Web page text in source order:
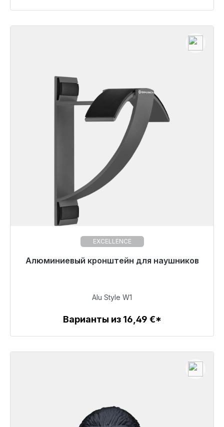
EXCELLENCE
Алюминиевый кронштейн для наушников
Готовы к немедленной отправке, срок поставки
32,99 €
Детали
Alu Style W1
Варианты из 16,49 €*